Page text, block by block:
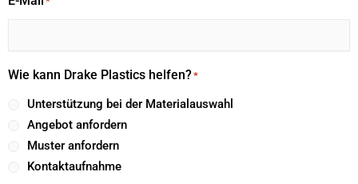
Wie kann Drake Plastics helfen?*
Unterstützung bei der Materialauswahl
Angebot anfordern
Muster anfordern
Kontaktaufnahme